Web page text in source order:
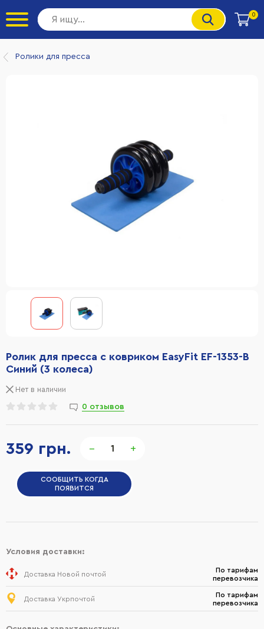
0
Ролики для пресса
359 грн. − +
СООБЩИТЬ КОГДА
ПОЯВИТСЯ
Ролик для пресса с ковриком EasyFit EF-1353-B
Синий (3 колеса)
Нет в наличии
0 отзывов
Условия доставки:
Доставка Новой почтой
По тарифам
перевозчика
Доставка Укрпочтой
По тарифам
перевозчика